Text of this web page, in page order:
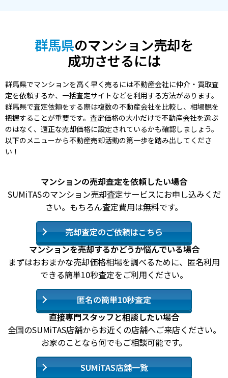
群馬県のマンション売却を
成功させるには
群馬県でマンションを高く早く売るには不動産会社に仲介・買取査
定を依頼するか、一括査定サイトなどを利用する方法があります。
群馬県で査定依頼をする際は複数の不動産会社を比較し、相場観を
把握することが重要です。査定価格の大小だけで不動産会社を選ぶ
のはなく、適正な売却価格に設定されているかも確認しましょう。
以下のメニューから不動産売却活動の第一歩を踏み出してくださ
い！
マンションの売却査定を依頼したい場合
SUMiTASのマンション売却査定サービスにお申し込みくだ
さい。もちろん査定費用は無料です。
売却査定のご依頼はこちら
マンションを売却するかどうか悩んでいる場合
まずはおおまかな売却価格相場を調べるために、匿名利用
できる簡単10秒査定をご利用ください。
匿名の簡単10秒査定
直接専門スタッフと相談したい場合
全国のSUMiTAS店舗からお近くの店舗へご来店ください。
お家のことなら何でもご相談可能です。
SUMiTAS店舗一覧